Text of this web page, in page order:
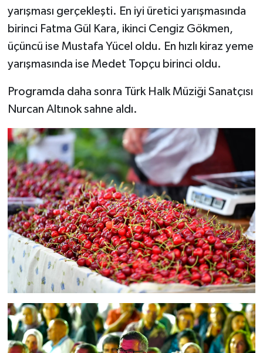
yarışması gerçekleşti. En iyi üretici yarışmasında
birinci Fatma Gül Kara, ikinci Cengiz Gökmen,
üçüncü ise Mustafa Yücel oldu. En hızlı kiraz yeme
yarışmasında ise Medet Topçu birinci oldu.
Programda daha sonra Türk Halk Müziği Sanatçısı
Nurcan Altınok sahne aldı.